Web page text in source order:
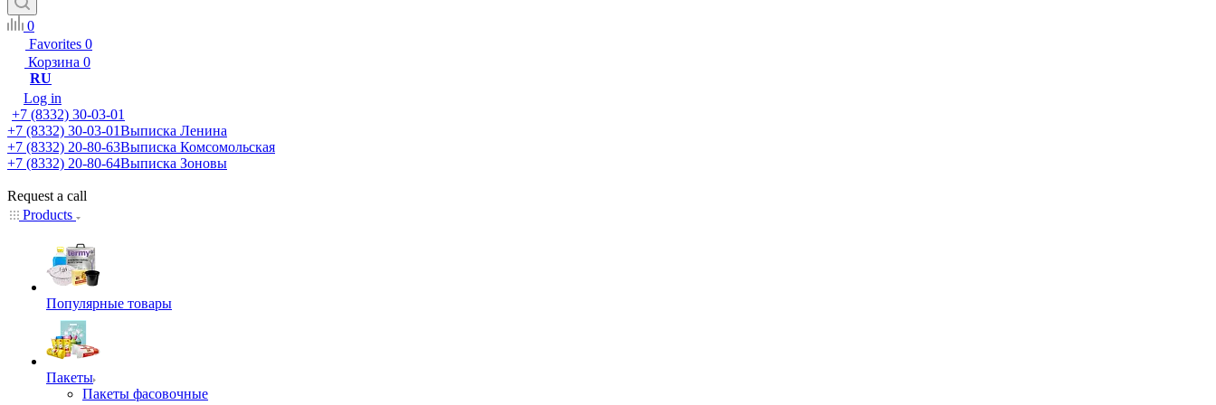
0
Favorites 0
Корзина 0
RU
Log in
+7 (8332) 30-03-01
+7 (8332) 30-03-01Выписка Ленина
+7 (8332) 20-80-63Выписка Комсомольская
+7 (8332) 20-80-64Выписка Зоновы
Request a call
Products
Популярные товары
Пакеты
Пакеты фасовочные